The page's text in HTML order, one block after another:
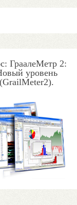
ГраалеМетр 2:
уровень
(GrailMeter2).